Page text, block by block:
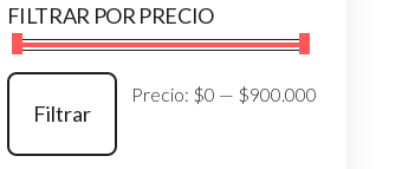
FILTRAR POR PRECIO
Filtrar
Precio: $0 — $900.000